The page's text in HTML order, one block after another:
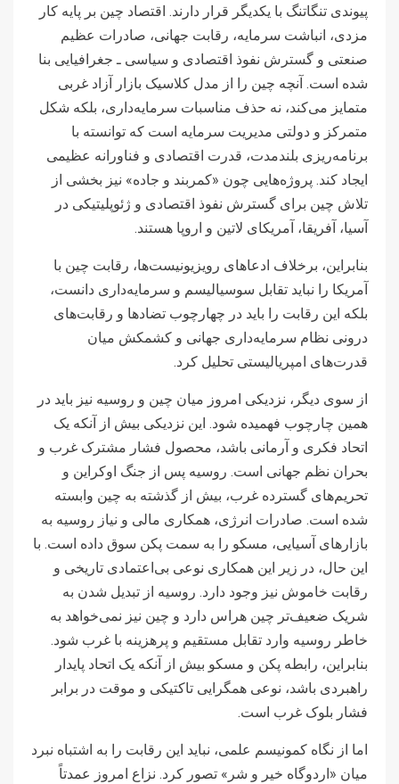
پیوندی تنگاتنگ با یکدیگر قرار دارند. اقتصاد چین بر پایه کار
مزدی، انباشت سرمایه، رقابت جهانی، صادرات عظیم
صنعتی و گسترش نفوذ اقتصادی و سیاسی ـ جغرافیایی بنا
شده است. آنچه چین را از مدل کلاسیک بازار آزاد غربی
متمایز می‌کند، نه حذف مناسبات سرمایه‌داری، بلکه شکل
متمرکز و دولتی مدیریت سرمایه است که توانسته با
برنامه‌ریزی بلندمدت، قدرت اقتصادی و فناورانه عظیمی
ایجاد کند. پروژه‌هایی چون «کمربند و جاده» نیز بخشی از
تلاش چین برای گسترش نفوذ اقتصادی و ژئوپلیتیکی در
آسیا، آفریقا، آمریکای لاتین و اروپا هستند.
بنابراین، برخلاف ادعاهای رویزیونیست‌ها، رقابت چین با
آمریکا را نباید تقابل سوسیالیسم و سرمایه‌داری دانست،
بلکه این رقابت را باید در چهارچوب تضادها و رقابت‌های
درونی نظام سرمایه‌داری جهانی و کشمکش میان
قدرت‌های امپریالیستی تحلیل کرد.
از سوی دیگر، نزدیکی امروز میان چین و روسیه نیز باید در
همین چارچوب فهمیده شود. این نزدیکی بیش از آنکه یک
اتحاد فکری و آرمانی باشد، محصول فشار مشترک غرب و
بحران نظم جهانی است. روسیه پس از جنگ اوکراین و
تحریم‌های گسترده غرب، بیش از گذشته به چین وابسته
شده است. صادرات انرژی، همکاری مالی و نیاز روسیه به
بازارهای آسیایی، مسکو را به سمت پکن سوق داده است. با
این حال، در زیر این همکاری نوعی بی‌اعتمادی تاریخی و
رقابت خاموش نیز وجود دارد. روسیه از تبدیل شدن به
شریک ضعیف‌تر چین هراس دارد و چین نیز نمی‌خواهد به
خاطر روسیه وارد تقابل مستقیم و پرهزینه با غرب شود.
بنابراین، رابطه پکن و مسکو بیش از آنکه یک اتحاد پایدار
راهبردی باشد، نوعی همگرایی تاکتیکی و موقت در برابر
فشار بلوک غرب است.
اما از نگاه کمونیسم علمی، نباید این رقابت را به اشتباه نبرد
میان «اردوگاه خیر و شر» تصور کرد. نزاع امروز عمدتاً